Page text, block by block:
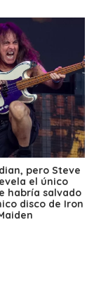
pero Steve
el único
habría salvado
disco de Iron